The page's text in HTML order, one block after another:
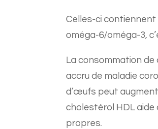
Celles-ci contiennent
oméga-6/oméga-3,
La consommation
accru de maladie
d’œufs peut
cholestérol HDL aide
propres.